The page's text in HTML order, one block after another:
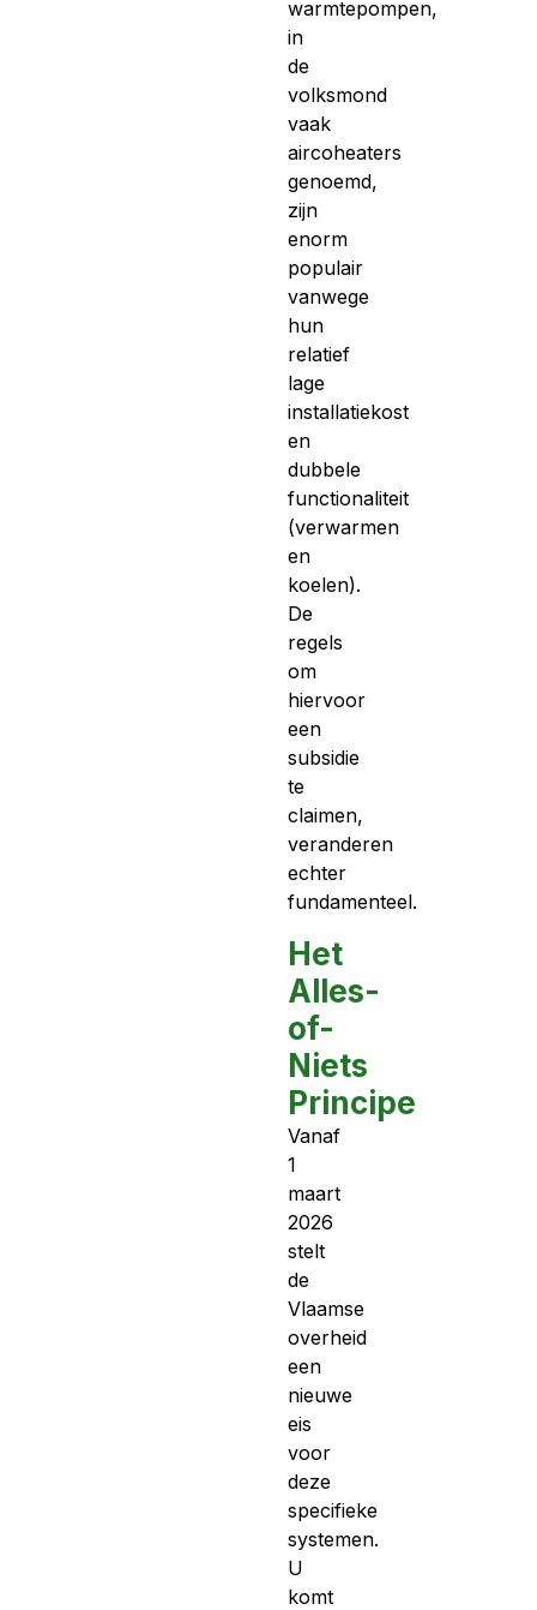
warmtepompen,
in
de
volksmond
vaak
aircoheaters
genoemd,
zijn
enorm
populair
vanwege
hun
relatief
lage
installatiekost
en
dubbele
functionaliteit
(verwarmen
en
koelen).
De
regels
om
hiervoor
een
subsidie
te
claimen,
veranderen
echter
fundamenteel.
Het
Alles-
of-
Niets
Principe
Vanaf
1
maart
2026
stelt
de
Vlaamse
overheid
een
nieuwe
eis
voor
deze
specifieke
systemen.
U
komt